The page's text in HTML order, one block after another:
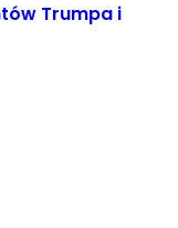
Trumpa i